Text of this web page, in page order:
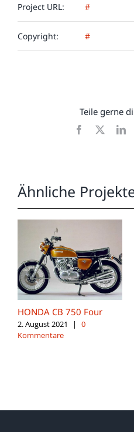
Project URL: #
Copyright: #
Teile gerne
Facebook
Ähnliche
HONDA CB 750 Four
2. August 2021 |
0
Kommentare